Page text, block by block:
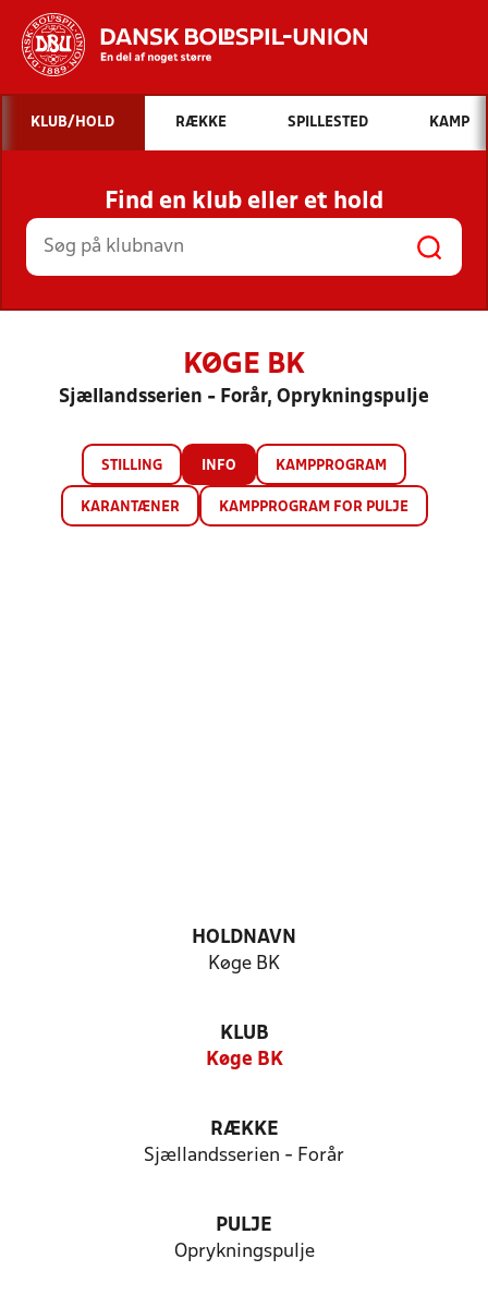
Hvad vil du søge efter?
INDHOLD OG NYHEDER
STILLINGER, RESULTATER, KLUBBER OG
HOLD
KLUB/HOLD RÆKKE SPILLESTED KAMP
Find en klub eller et hold
KØGE BK
Sjællandsserien - Forår, Oprykningspulje
STILLING INFO KAMPPROGRAM
KARANTÆNER KAMPPROGRAM FOR PULJE
HOLDNAVN
Køge BK
KLUB
Køge BK
RÆKKE
Sjællandsserien - Forår
PULJE
Oprykningspulje